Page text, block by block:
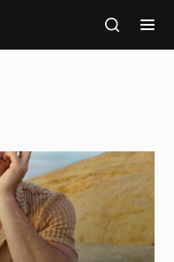
Поиск